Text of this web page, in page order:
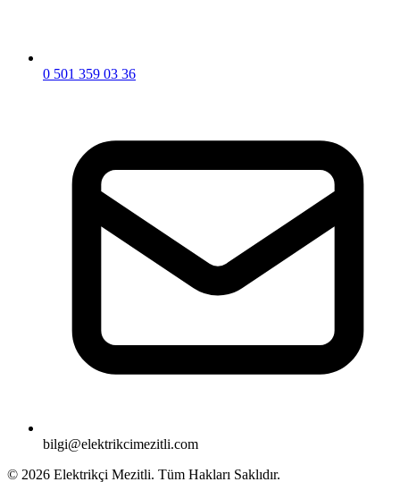
0 501 359 03 36
bilgi@elektrikcimezitli.com
© 2026 Elektrikçi Mezitli. Tüm Hakları Saklıdır.